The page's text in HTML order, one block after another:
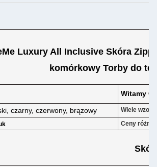
Luxury All Inclusive Skóra
komórkowy Torby do
Witamy
czarny, czerwony, brązowy
Wiele
Ceny